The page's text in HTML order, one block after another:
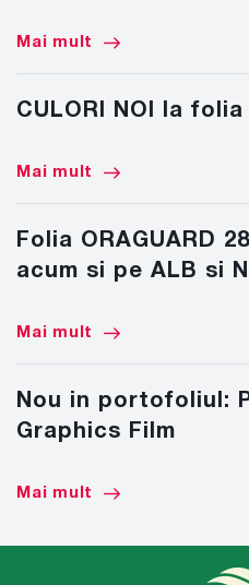
Mai mult
CULORI NOI la folia
Mai mult
Folia ORAGUARD
acum si pe ALB si
Mai mult
Nou in portofoliul:
Graphics Film
Mai mult